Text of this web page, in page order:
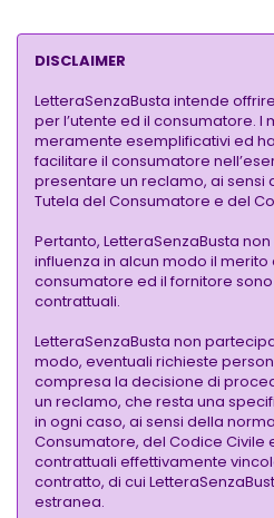
DISCLAIMER
LetteraSenzaBusta intende
per l’utente ed il consumatore.
meramente esemplificativi ed
facilitare il consumatore
presentare un reclamo, ai sensi
Tutela del Consumatore e del
Pertanto, LetteraSenzaBusta
influenza in alcun modo il merito
consumatore ed il fornitore
contrattuali.
LetteraSenzaBusta non
modo, eventuali richieste
compresa la decisione di
un reclamo, che resta una
in ogni caso, ai sensi della
Consumatore, del Codice Civile
contrattuali effettivamente
contratto, di cui
estranea.